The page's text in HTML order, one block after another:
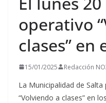
operativo
clases” en
15/01/2025 Redacción
La Municipalidad de
“Volviendo a clases” en